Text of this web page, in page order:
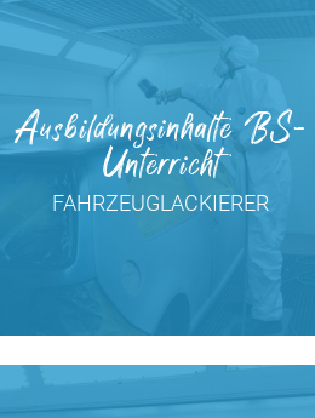
Ausbildungsinhalte BS-
Unterricht
FAHRZEUGLACKIERER